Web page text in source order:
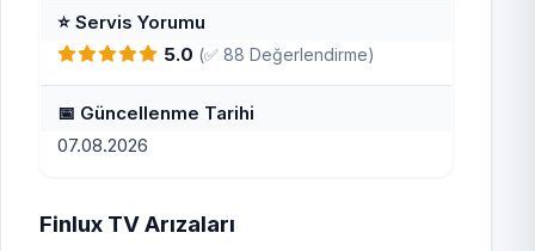
⭐ Servis Yorumu
5.0 (✅ 88 Değerlendirme)
📅 Güncellenme Tarihi
07.08.2026
Finlux TV Arızaları